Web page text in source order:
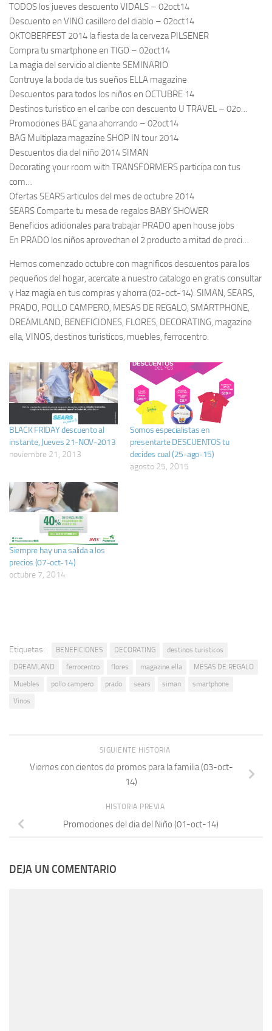
TODOS los jueves descuento VIDALS – 02oct14
Descuento en VINO casillero del diablo – 02oct14
OKTOBERFEST 2014 la fiesta de la cerveza PILSENER
Compra tu smartphone en TIGO – 02oct14
La magia del servicio al cliente SEMINARIO
Contruye la boda de tus sueños ELLA magazine
Descuentos para todos los niños en OCTUBRE 14
Destinos turistico en el caribe con descuento U TRAVEL – 02o…
Promociones BAC gana ahorrando – 02oct14
BAG Multiplaza magazine SHOP IN tour 2014
Descuentos dia del niño 2014 SIMAN
Decorating your room with TRANSFORMERS participa con tus
com…
Ofertas SEARS articulos del mes de octubre 2014
SEARS Comparte tu mesa de regalos BABY SHOWER
Beneficios adicionales para trabajar PRADO apen house jobs
En PRADO los niños aprovechan el 2 producto a mitad de preci…
Hemos comenzado octubre con magnificos descuentos para los
pequeños del hogar, acercate a nuestro catalogo en gratis consultar
y Haz magia en tus compras y ahorra (02-oct-14). SIMAN, SEARS,
PRADO, POLLO CAMPERO, MESAS DE REGALO, SMARTPHONE,
DREAMLAND, BENEFICIONES, FLORES, DECORATING, magazine
ella, VINOS, destinos turisticos, muebles, ferrocentro.
BLACK FRIDAY descuento al
instante, Jueves 21-NOV-2013
noviembre 21, 2013
Somos especialistas en
presentarte DESCUENTOS tu
decides cual (25-ago-15)
agosto 25, 2015
Siempre hay una salida a los
precios (07-oct-14)
octubre 7, 2014
Etiquetas: BENEFICIONES DECORATING
destinos turisticos
DREAMLAND
ferrocentro flores magazine ella
MESAS DE REGALO
Muebles
pollo campero prado sears siman
smartphone
Vinos
SIGUIENTE HISTORIA
Viernes con cientos de promos para la familia (03-oct-
14)
HISTORIA PREVIA
Promociones del dia del Niño (01-oct-14)
DEJA UN COMENTARIO